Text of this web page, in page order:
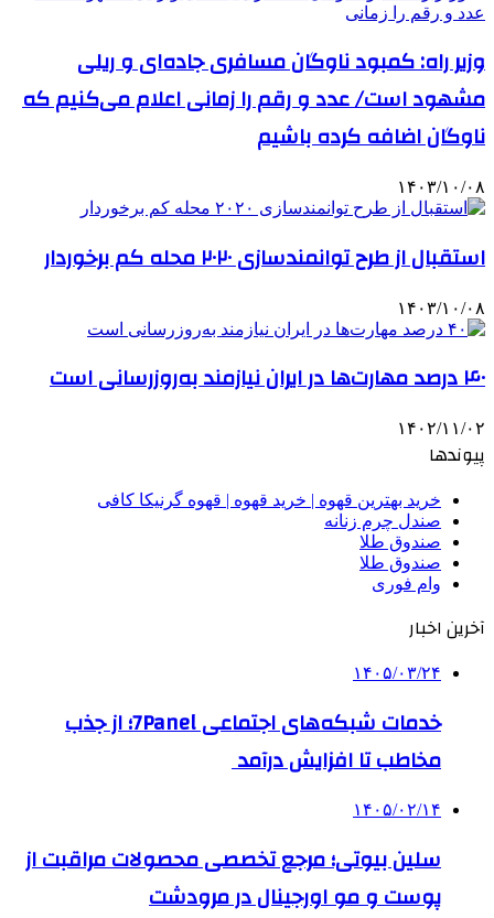
وزیر راه: کمبود ناوگان مسافری جاده‌ای و ریلی
مشهود است/ عدد و رقم را زمانی اعلام می‌کنیم که
ناوگان اضافه کرده باشیم
۱۴۰۳/۱۰/۰۸
استقبال از طرح توانمندسازی ۲۰۲۰ محله کم برخوردار
۱۴۰۳/۱۰/۰۸
۴۰ درصد مهارت‌ها در ایران نیازمند به‌روزرسانی است
۱۴۰۲/۱۱/۰۲
پیوندها
خرید بهترین قهوه | خرید قهوه | قهوه گرنیکا کافی
صندل چرم زنانه
صندوق طلا
صندوق طلا
وام فوری
آخرین اخبار
۱۴۰۵/۰۳/۲۴
خدمات شبکه‌های اجتماعی 7Panel؛ از جذب
مخاطب تا افزایش درآمد
۱۴۰۵/۰۲/۱۴
سلین بیوتی؛ مرجع تخصصی محصولات مراقبت از
پوست و مو اورجینال در مرودشت